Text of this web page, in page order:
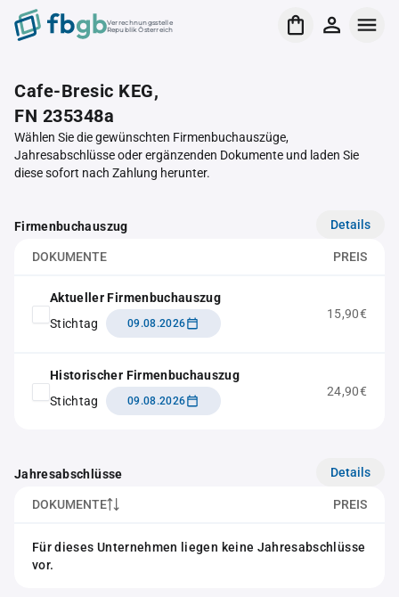
Verrechnungsstelle
Republik Österreich
Cafe-Bresic KEG,
FN 235348a
Wählen Sie die gewünschten Firmenbuchauszüge,
Jahresabschlüsse oder ergänzenden Dokumente und laden Sie
diese sofort nach Zahlung herunter.
Firmenbuchauszug Details
DOKUMENTE PREIS
Aktueller Firmenbuchauszug
Stichtag
09.08.2026
15,90€
Historischer Firmenbuchauszug
Stichtag
09.08.2026
24,90€
Jahresabschlüsse Details
DOKUMENTE PREIS
Für dieses Unternehmen liegen keine Jahresabschlüsse
vor.